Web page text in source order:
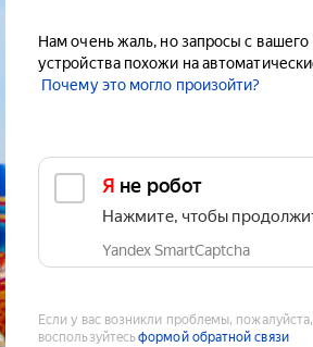
Нам очень жаль, но запросы с вашего
устройства похожи на
Почему это могло произойти?
Я не робот
Нажмите, чтобы
Yandex SmartCaptcha
Если у вас возникли проблемы, пожалуйста,
воспользуйтесьформой обратной связи